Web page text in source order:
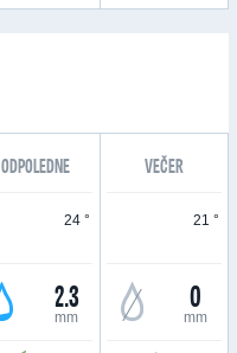
ODPOLEDNE VEČER
24 °
2.3
mm
21 °
0
mm